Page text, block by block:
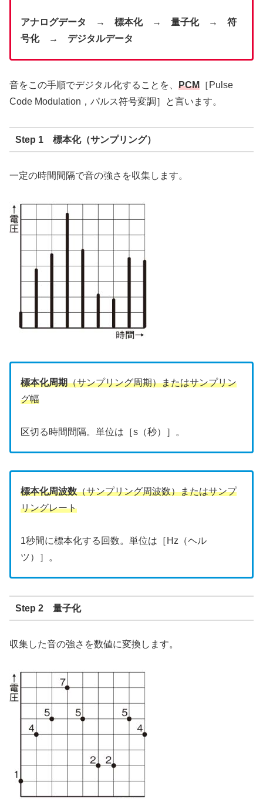
アナログデータ → 標本化→ 量子化→ 符
号化 → デジタルデータ
音をこの手順でデジタル化することを、 PCM ［Pulse
Code Modulation，パルス符号変調］と言います。
Step 1 標本化（サンプリング）
一定の時間間隔で音の強さを収集します。
標本化周期（サンプリング周期）またはサンプリン
グ幅
区切る時間間隔。単位は［s（秒）］。
標本化周波数（サンプリング周波数）またはサンプ
リングレート
1秒間に標本化する回数。単位は［Hz（ヘル
ツ）］。
Step 2 量子化
収集した音の強さを数値に変換します。